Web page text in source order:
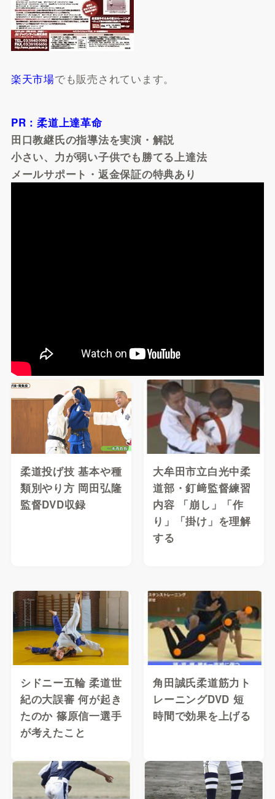
楽天市場でも販売されています。
PR：柔道上達革命
田口教継氏の指導法を実演・解説
小さい、力が弱い子供でも勝てる上達法
メールサポート・返金保証の特典あり
柔道投げ技 基本や種
類別やり方 岡田弘隆
監督DVD収録
大牟田市立白光中柔
道部・釘﨑監督練習
内容 「崩し」「作
り」「掛け」を理解
する
シドニー五輪 柔道世
紀の大誤審 何が起き
たのか 篠原信一選手
が考えたこと
角田誠氏柔道筋力ト
レーニングDVD 短
時間で効果を上げる